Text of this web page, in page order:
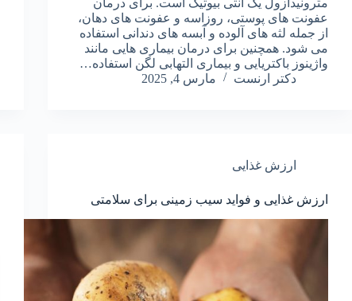
مترونیدازول یک آنتی بیوتیک است. برای درمان
عفونت های پوستی، روزاسه و عفونت های دهان،
از جمله لثه های آلوده و آبسه های دندانی استفاده
می شود. همچنین برای درمان بیماری هایی مانند
واژینوز باکتریایی و بیماری التهابی لگن استفاده…
دکتر ارنست
مارس 4, 2025
ارزش غذایی
ارزش غذایی و فواید سیب زمینی برای سلامتی